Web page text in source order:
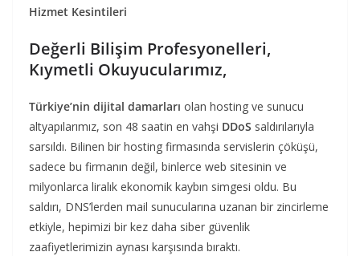
Hizmet Kesintileri
Değerli Bilişim Profesyonelleri,
Kıymetli Okuyucularımız,
Türkiye’nin dijital damarları olan hosting ve sunucu
altyapılarımız, son 48 saatin en vahşi DDoS saldırılarıyla
sarsıldı. Bilinen bir hosting firmasında servislerin çöküşü,
sadece bu firmanın değil, binlerce web sitesinin ve
milyonlarca liralık ekonomik kaybın simgesi oldu. Bu
saldırı, DNS’lerden mail sunucularına uzanan bir zincirleme
etkiyle, hepimizi bir kez daha siber güvenlik
zaafiyetlerimizin aynası karşısında bıraktı.